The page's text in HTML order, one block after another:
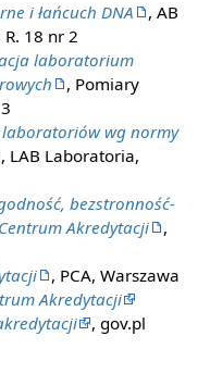
i łańcuch DNA
, AB
18 nr 2
laboratorium
, Pomiary
wg normy
, LAB Laboratoria,
bezstronność-
Akredytacji
,
, PCA, Warszawa
Akredytacji
, gov.pl